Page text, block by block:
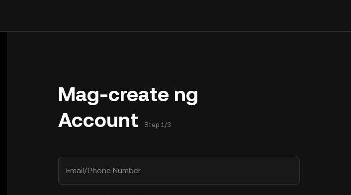
Mag-create ng
Account
Step 1/3
Email/Phone Number